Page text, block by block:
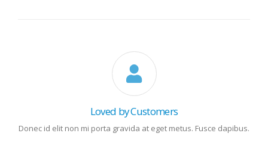
Loved by Customers
Donec id elit non mi porta gravida at eget metus. Fusce dapibus.